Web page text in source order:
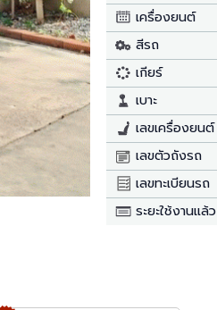
เครื่องยนต์
สีรถ
เกียร์
เบาะ
เลขเครื่องยนต์
เลขตัวถังรถ
เลขทะเบียนรถ
ระยะใช้งานแล้ว